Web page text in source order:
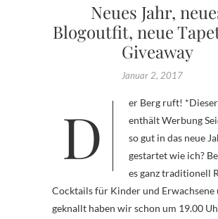
Neues Jahr,
Blogoutfit, neue
Giveaway
Januar 2, 2017
Der Berg ruft! *Dieser Beitrag
enthält Werbung
so gut in das neue
gestartet wie ich?
es ganz traditionell
Cocktails für Kinder und Erwachsene
geknallt haben wir schon um 19.00